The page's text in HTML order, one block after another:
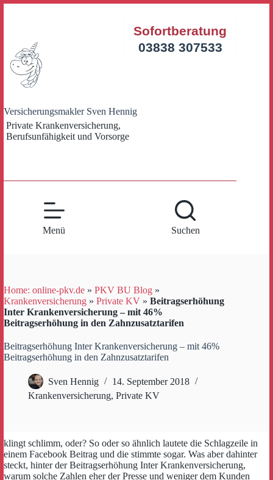
Versicherungsmakler Sven Hennig
Private Krankenversicherung,
Berufsunfähigkeit und Vorsorge
Sofortberatung
03838 307533
Menü Suchen
Home: online-pkv.de » PKV BU Blog »
Krankenversicherung » Private KV » Beitragserhöhung
Inter Krankenversicherung – mit 46%
Beitragserhöhung in den Zahnzusatztarifen
Beitragserhöhung Inter Krankenversicherung – mit 46%
Beitragserhöhung in den Zahnzusatztarifen
Sven Hennig
14. September 2018
Krankenversicherung, Private KV
klingt schlimm, oder? So oder so ähnlich lautete die Schlagzeile in
einem Facebook Beitrag und die stimmte sogar. Was aber dahinter
steckt, hinter derBeitragserhöhung Inter Krankenversicherung,
warum solche Zahlen eher der Presse und weniger dem Kunden